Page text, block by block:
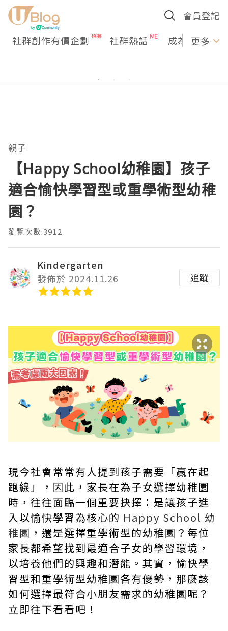
會員登記
社群創作有價企劃 社群熱話 成為U更多
親子
【Happy School幼稚園】孩子
適合愉快學習型或重學術型幼稚
園？
瀏覽次數:3912
Kindergarten
發佈於 2024.11.26
追蹤
現今社會常常有人提到孩子需要「贏在起
跑線」，因此，家長在為子女選擇幼稚園
時，往往面臨一個重要抉擇：是讓孩子進
入以愉快學習為核心的 Happy School 幼
稚園 ，還是選擇重學術型的幼稚園？每位
家長都希望找到最適合子女的學習環境，
以培養他們的興趣和潛能。其實，愉快學
習型和重學術型幼稚園各有優勢，那麼該
如何選擇最符合小朋友需求的幼稚園呢？
立即往下看看吧！